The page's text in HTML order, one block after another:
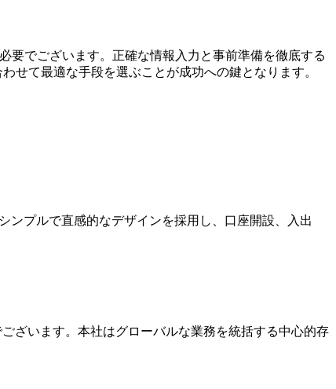
要でございます。正確な情報入力と事前準備を徹底する
せて最適な手段を選ぶことが成功への鍵となります。
ンプルで直感的なデザインを採用し、口座開設、入出
ざいます。本社はグローバルな業務を統括する中心的存